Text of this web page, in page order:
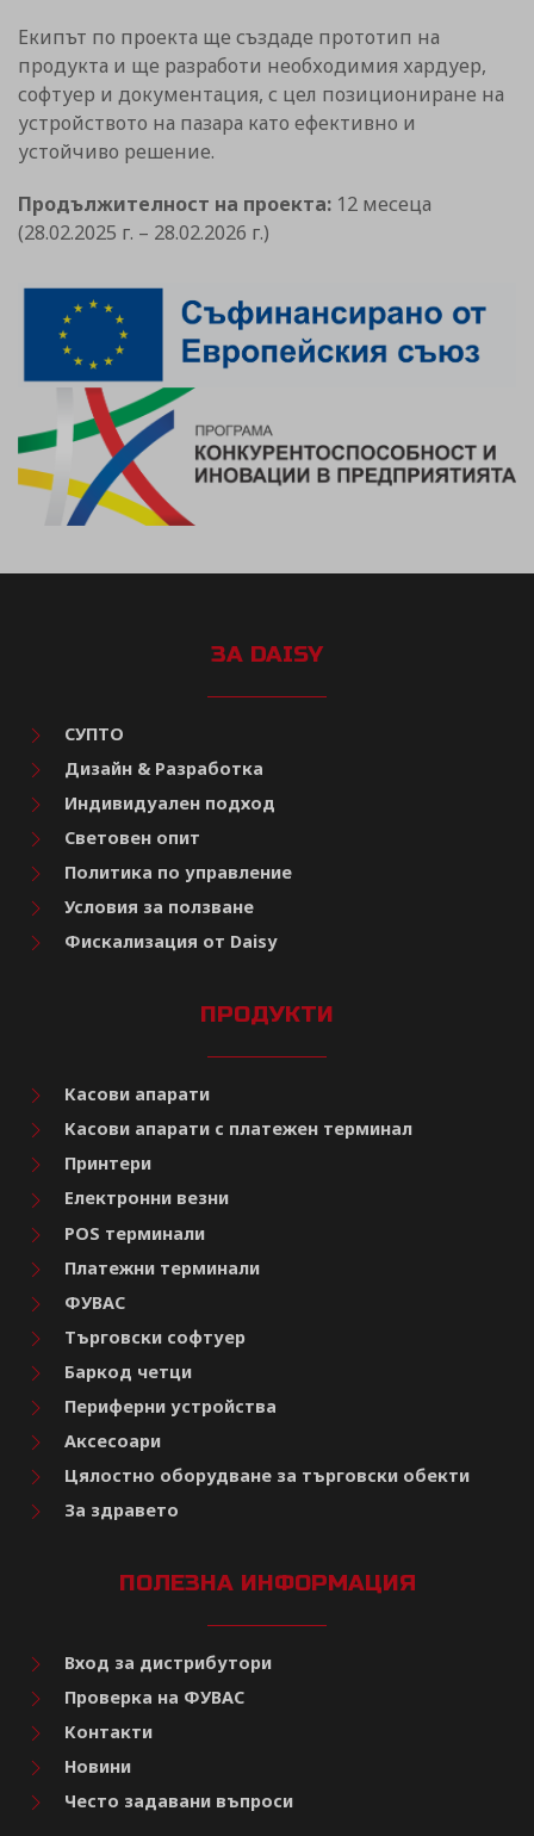
Екипът по проекта ще създаде прототип на
продукта и ще разработи необходимия хардуер,
софтуер и документация, с цел позициониране на
устройството на пазара като ефективно и
устойчиво решение.
Продължителност на проекта: 12 месеца
(28.02.2025 г. – 28.02.2026 г.)
ЗА DAISY
СУПТО
Дизайн & Разработка
Индивидуален подход
Световен опит
Политика по управление
Условия за ползване
Фискализация от Daisy
ПРОДУКТИ
Касови апарати
Касови апарати с платежен терминал
Принтери
Електронни везни
POS терминали
Платежни терминали
ФУВАС
Търговски софтуер
Баркод четци
Периферни устройства
Аксесоари
Цялостно оборудване за търговски обекти
За здравето
ПОЛЕЗНА ИНФОРМАЦИЯ
Вход за дистрибутори
Проверка на ФУВАС
Контакти
Новини
Често задавани въпроси